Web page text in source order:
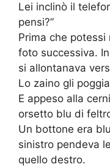
Lei inclinò il
pensi?”
Prima che
foto successiva.
si allontanava
Lo zaino gli
E appeso alla
orsetto blu di
Un bottone era
sinistro pendeva
quello destro.